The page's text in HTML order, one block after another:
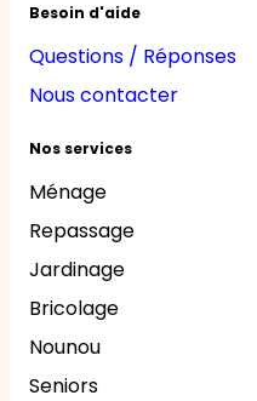
Besoin d'aide
Questions / Réponses
Nous contacter
Nos services
Ménage
Repassage
Jardinage
Bricolage
Nounou
Seniors